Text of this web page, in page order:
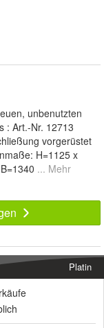
unbenutzten
: Art.-Nr. 12713
vorgerüstet
H=1125 x
... Mehr
Platin